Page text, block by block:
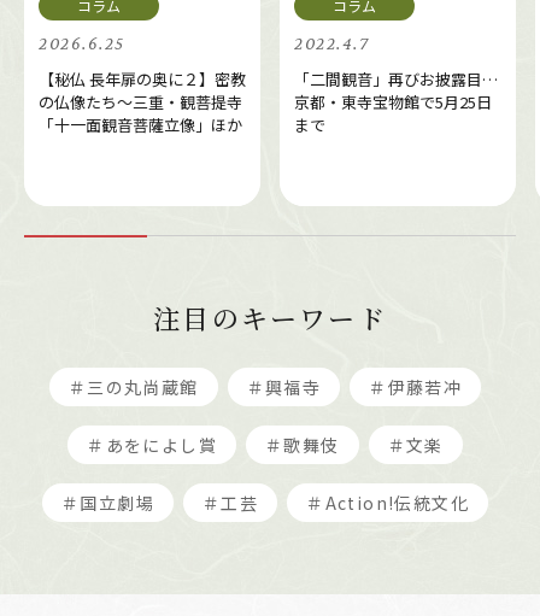
2026.6.25
【秘仏 長年扉の奥に２】密教
の仏像たち～三重・観菩提寺
「十一面観音菩薩立像」ほか
2022.4.7
「二間観音」再びお披露目…
京都・東寺宝物館で5月25日
まで
注目のキーワード
＃三の丸尚蔵館 ＃興福寺 ＃伊藤若冲
＃あをによし賞 ＃歌舞伎 ＃文楽
＃国立劇場 ＃工芸 ＃Action!伝統文化